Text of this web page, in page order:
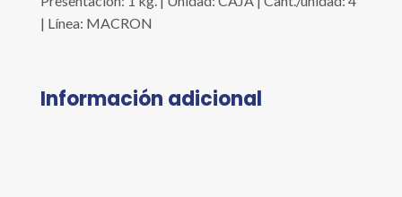
| Línea: MACRON
Información adicional